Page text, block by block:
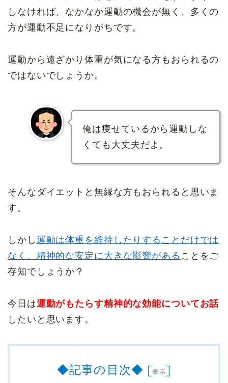
しなければ、なかなか運動の機会が無く、多くの
方が運動不足になりがちです。
運動から遠ざかり体重が気になる方もおられるの
ではないでしょうか。
俺は痩せているから運動しな
くても大丈夫だよ。
そんなダイエットと無縁な方もおられると思いま
す。
しかし 運動は体重を維持したりすることだけでは
なく、精神的な安定に大きな影響がある ことをご
存知でしょうか？
今日は運動がもたらす精神的な効能についてお話
したいと思います。
◆記事の目次◆ [表示]